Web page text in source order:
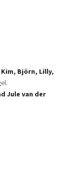
Björn, Lilly,
Jule van der